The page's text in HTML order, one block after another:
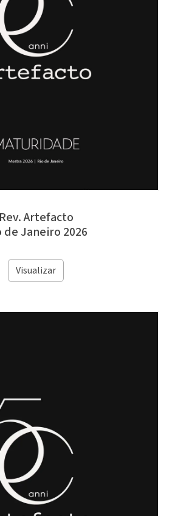
Rev. Artefacto
de Janeiro 2026
Visualizar